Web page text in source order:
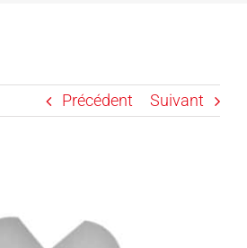
Précédent Suivant